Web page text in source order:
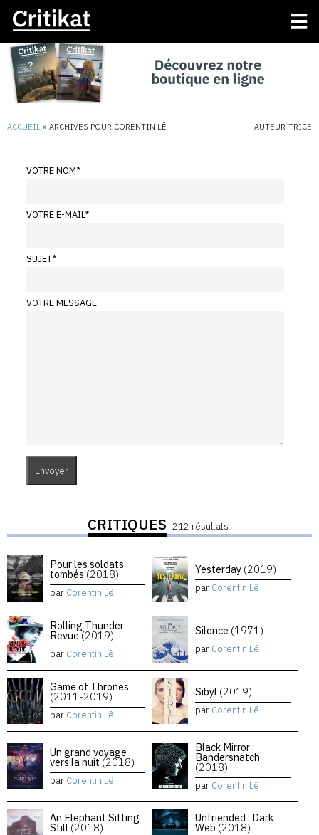
ACCUEIL » ARCHIVES POUR CORENTIN LÊ AUTEUR·TRICE
VOTRE NOM*
VOTRE E-MAIL*
SUJET*
VOTRE MESSAGE
CRITIQUES 212 résultats
Pour les soldats
tombés (2018)
par Corentin Lê
Yesterday (2019)
par Corentin Lê
Rolling Thunder
Revue(2019)
par Corentin Lê
Silence (1971)
par Corentin Lê
Game of Thrones
(2011-2019)
par Corentin Lê
Sibyl (2019)
par Corentin Lê
Un grand voyage
vers la nuit (2018)
par Corentin Lê
Black Mirror :
Bandersnatch
(2018)
par Corentin Lê
An Elephant Sitting
Still (2018)
Unfriended : Dark
Web (2018)